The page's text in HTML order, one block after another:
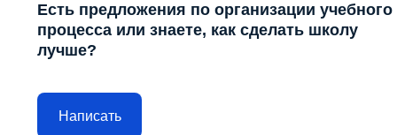
Есть предложения по организации учебного
процесса или знаете, как сделать школу
лучше?
Написать